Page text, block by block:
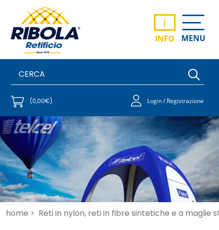
i
INFO MENU
(0,00€) Login / Registrazione
home > Reti in nylon, reti in fibre sintetiche e a maglie